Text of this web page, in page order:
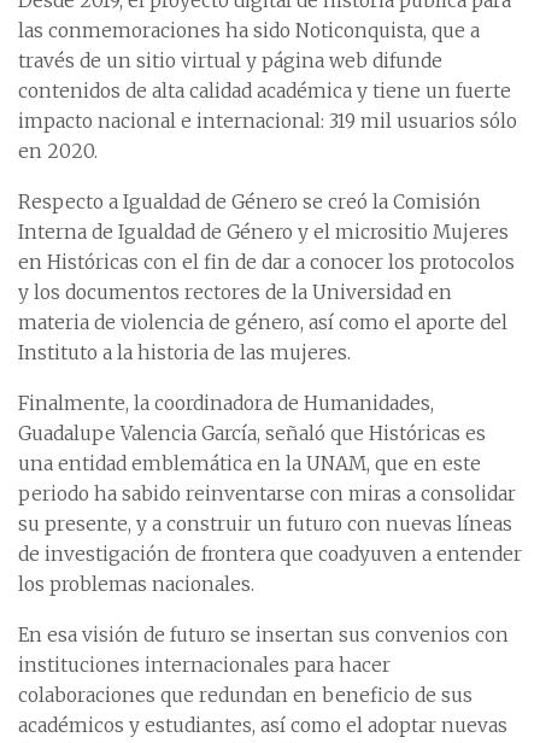
las conmemoraciones ha sido Noticonquista, que a
través de un sitio virtual y página web difunde
contenidos de alta calidad académica y tiene un fuerte
impacto nacional e internacional: 319 mil usuarios sólo
en 2020.
Respecto a Igualdad de Género se creó la Comisión
Interna de Igualdad de Género y el micrositio Mujeres
en Históricas con el fin de dar a conocer los protocolos
y los documentos rectores de la Universidad en
materia de violencia de género, así como el aporte del
Instituto a la historia de las mujeres.
Finalmente, la coordinadora de Humanidades,
Guadalupe Valencia García, señaló que Históricas es
una entidad emblemática en la UNAM, que en este
periodo ha sabido reinventarse con miras a consolidar
su presente, y a construir un futuro con nuevas líneas
de investigación de frontera que coadyuven a entender
los problemas nacionales.
En esa visión de futuro se insertan sus convenios con
instituciones internacionales para hacer
colaboraciones que redundan en beneficio de sus
académicos y estudiantes, así como el adoptar nuevas